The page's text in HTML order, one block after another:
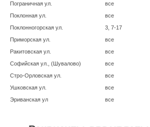
Пограничная ул.
все
Поклонная ул.
все
Поклонногорская ул.
3, 7-17
Приморская ул.
все
Ракитовская ул.
все
Софийская ул., (Шувалово)
все
Стро-Орловская ул.
все
Ушковская ул.
все
Эриванская ул
все